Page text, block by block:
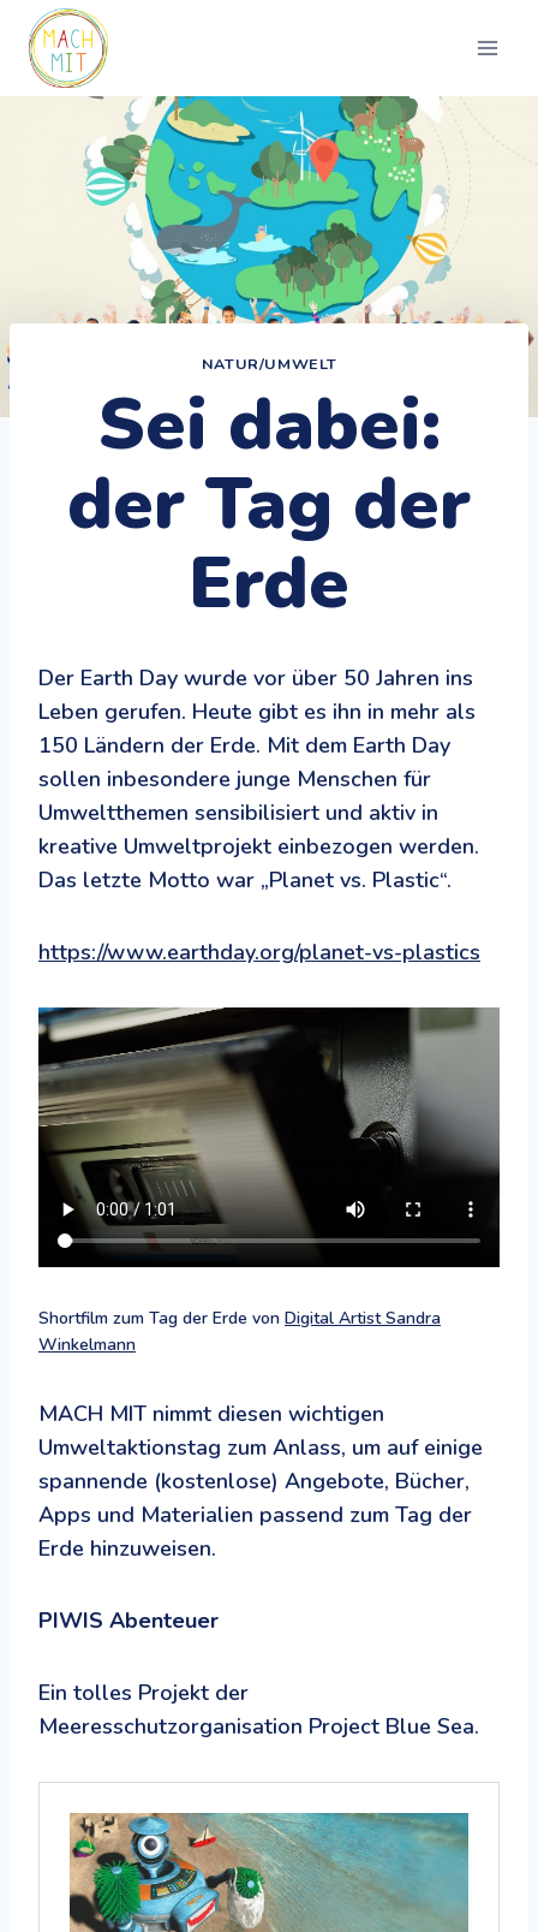
Zum
Inhalt
springen
NATUR/UMWELT
Sei dabei:
der Tag der
Erde
Der Earth Day wurde vor über 50 Jahren ins
Leben gerufen. Heute gibt es ihn in mehr als
150 Ländern der Erde. Mit dem Earth Day
sollen inbesondere junge Menschen für
Umweltthemen sensibilisiert und aktiv in
kreative Umweltprojekt einbezogen werden.
Das letzte Motto war „Planet vs. Plastic“.
https://www.earthday.org/planet-vs-plastics
Shortfilm zum Tag der Erde von Digital Artist Sandra
Winkelmann
MACH MIT nimmt diesen wichtigen
Umweltaktionstag zum Anlass, um auf einige
spannende (kostenlose) Angebote, Bücher,
Apps und Materialien passend zum Tag der
Erde hinzuweisen.
PIWIS Abenteuer
Ein tolles Projekt der
Meeresschutzorganisation Project Blue Sea.